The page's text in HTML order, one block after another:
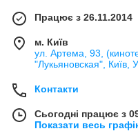
Працює з 26.11.2014
м. Київ
ул. Артема, 93,
"Лукьяновская", Київ,
Контакти
Сьогодні працює з
Показати весь